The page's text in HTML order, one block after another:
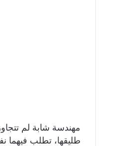
مهندسة شابة لم
طليقها، تطلب فيهما